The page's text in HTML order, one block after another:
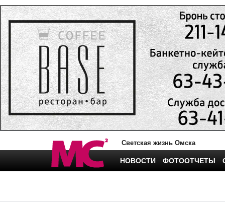
Светская жизнь Омска
НОВОСТИ ФОТООТЧЕТЫ